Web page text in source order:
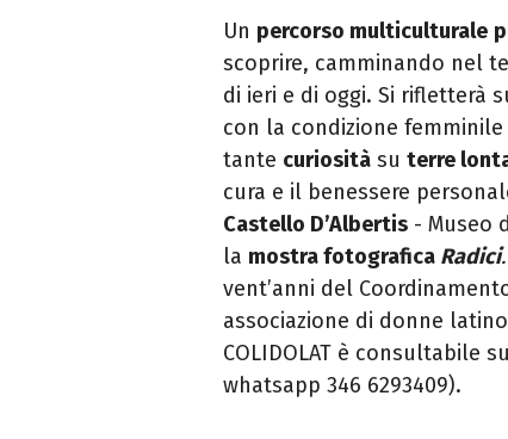
Un percorso multiculturale
scoprire, camminando nel
di ieri e di oggi. Si rifletterà
con la condizione
tante curiosità su terre
cura e il benessere
Castello D’Albertis - Museo
la mostra fotografica Radici.
vent’anni del
associazione di donne
COLIDOLAT è consultabile
whatsapp 346 6293409).